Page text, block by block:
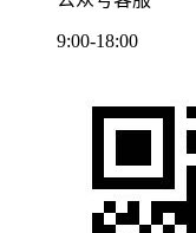
9:00-18:00